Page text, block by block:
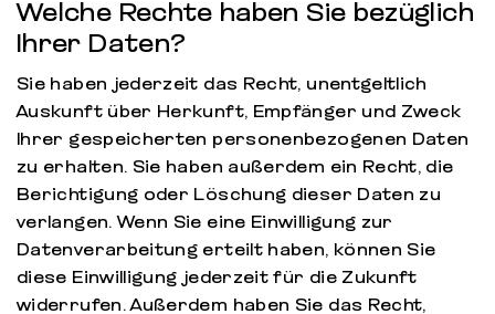
Welche Rechte haben Sie bezüglich
Ihrer Daten?
Sie haben jederzeit das Recht, unentgeltlich
Auskunft über Herkunft, Empfänger und Zweck
Ihrer gespeicherten personenbezogenen Daten
zu erhalten. Sie haben außerdem ein Recht, die
Berichtigung oder Löschung dieser Daten zu
verlangen. Wenn Sie eine Einwilligung zur
Datenverarbeitung erteilt haben, können Sie
diese Einwilligung jederzeit für die Zukunft
widerrufen. Außerdem haben Sie das Recht,